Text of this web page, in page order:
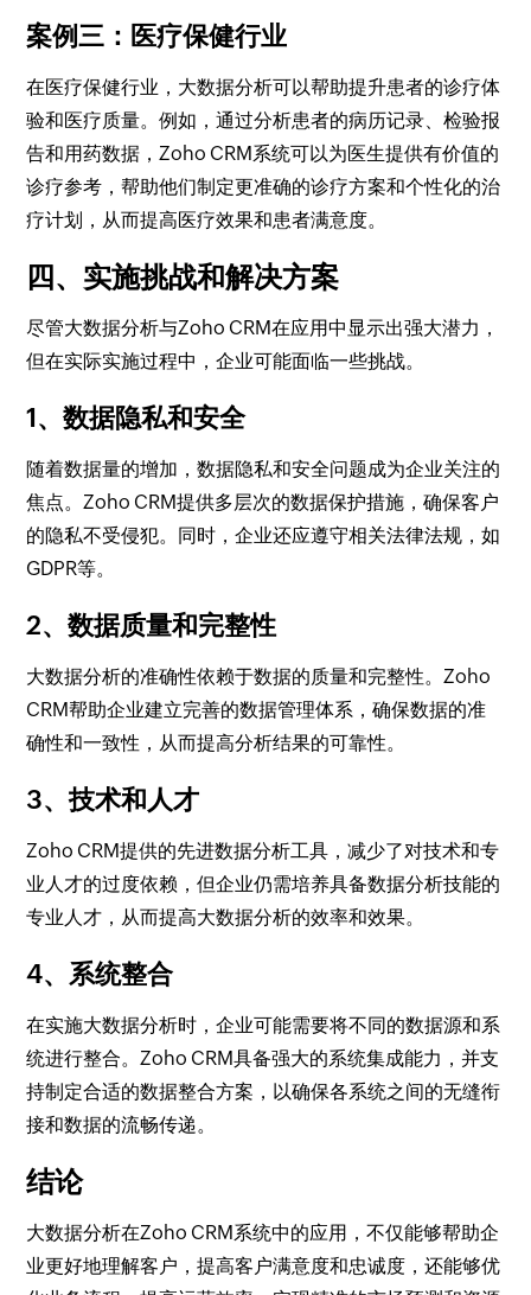
案例三：医疗保健行业
在医疗保健行业，大数据分析可以帮助提升患者的诊疗体
验和医疗质量。例如，通过分析患者的病历记录、检验报
告和用药数据，Zoho CRM系统可以为医生提供有价值的
诊疗参考，帮助他们制定更准确的诊疗方案和个性化的治
疗计划，从而提高医疗效果和患者满意度。
四、实施挑战和解决方案
尽管大数据分析与Zoho CRM在应用中显示出强大潜力，
但在实际实施过程中，企业可能面临一些挑战。
1、数据隐私和安全
随着数据量的增加，数据隐私和安全问题成为企业关注的
焦点。Zoho CRM提供多层次的数据保护措施，确保客户
的隐私不受侵犯。同时，企业还应遵守相关法律法规，如
GDPR等。
2、数据质量和完整性
大数据分析的准确性依赖于数据的质量和完整性。Zoho
CRM帮助企业建立完善的数据管理体系，确保数据的准
确性和一致性，从而提高分析结果的可靠性。
3、技术和人才
Zoho CRM提供的先进数据分析工具，减少了对技术和专
业人才的过度依赖，但企业仍需培养具备数据分析技能的
专业人才，从而提高大数据分析的效率和效果。
4、系统整合
在实施大数据分析时，企业可能需要将不同的数据源和系
统进行整合。Zoho CRM具备强大的系统集成能力，并支
持制定合适的数据整合方案，以确保各系统之间的无缝衔
接和数据的流畅传递。
结论
大数据分析在Zoho CRM系统中的应用，不仅能够帮助企
业更好地理解客户，提高客户满意度和忠诚度，还能够优